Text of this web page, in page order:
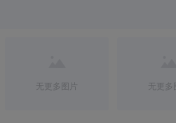
无更多图片 无更